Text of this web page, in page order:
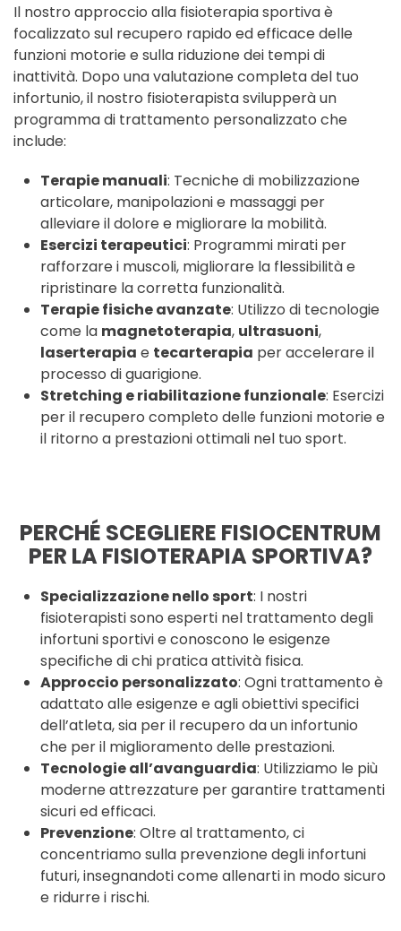
Il nostro approccio alla fisioterapia sportiva è
focalizzato sul recupero rapido ed efficace delle
funzioni motorie e sulla riduzione dei tempi di
inattività. Dopo una valutazione completa del tuo
infortunio, il nostro fisioterapista svilupperà un
programma di trattamento personalizzato che
include:
Terapie manuali: Tecniche di mobilizzazione
articolare, manipolazioni e massaggi per
alleviare il dolore e migliorare la mobilità.
Esercizi terapeutici: Programmi mirati per
rafforzare i muscoli, migliorare la flessibilità e
ripristinare la corretta funzionalità.
Terapie fisiche avanzate: Utilizzo di tecnologie
come la magnetoterapia, ultrasuoni,
laserterapia e tecarterapia per accelerare il
processo di guarigione.
Stretching e riabilitazione funzionale: Esercizi
per il recupero completo delle funzioni motorie e
il ritorno a prestazioni ottimali nel tuo sport.
PERCHÉ SCEGLIERE FISIOCENTRUM
PER LA FISIOTERAPIA SPORTIVA?
Specializzazione nello sport: I nostri
fisioterapisti sono esperti nel trattamento degli
infortuni sportivi e conoscono le esigenze
specifiche di chi pratica attività fisica.
Approccio personalizzato: Ogni trattamento è
adattato alle esigenze e agli obiettivi specifici
dell’atleta, sia per il recupero da un infortunio
che per il miglioramento delle prestazioni.
Tecnologie all’avanguardia: Utilizziamo le più
moderne attrezzature per garantire trattamenti
sicuri ed efficaci.
Prevenzione: Oltre al trattamento, ci
concentriamo sulla prevenzione degli infortuni
futuri, insegnandoti come allenarti in modo sicuro
e ridurre i rischi.